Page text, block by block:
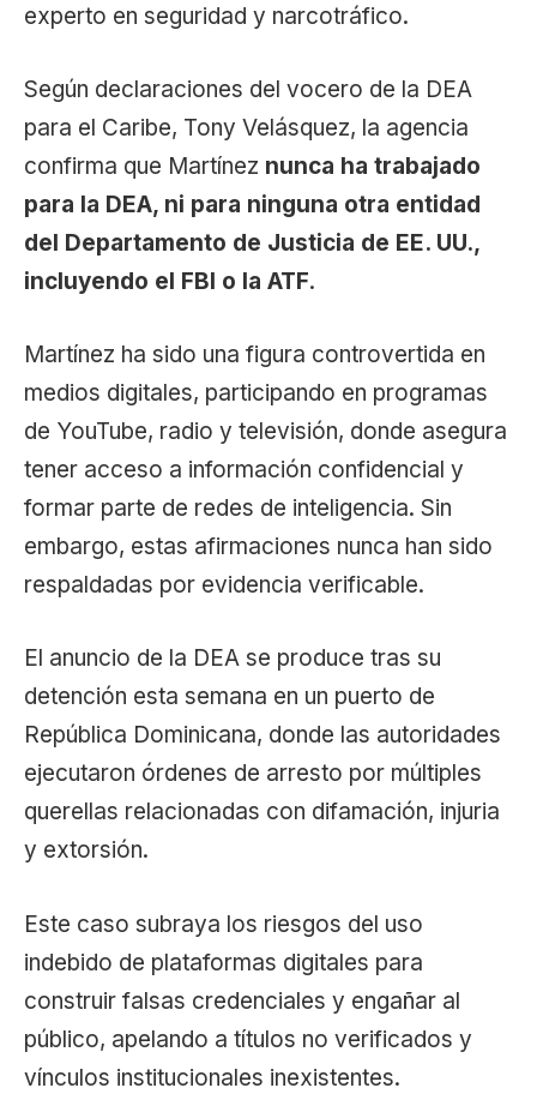
experto en seguridad y narcotráfico.
Según declaraciones del vocero de la DEA
para el Caribe, Tony Velásquez, la agencia
confirma que Martínez nunca ha trabajado
para la DEA, ni para ninguna otra entidad
del Departamento de Justicia de EE. UU.,
incluyendo el FBI o la ATF.
Martínez ha sido una figura controvertida en
medios digitales, participando en programas
de YouTube, radio y televisión, donde asegura
tener acceso a información confidencial y
formar parte de redes de inteligencia. Sin
embargo, estas afirmaciones nunca han sido
respaldadas por evidencia verificable.
El anuncio de la DEA se produce tras su
detención esta semana en un puerto de
República Dominicana, donde las autoridades
ejecutaron órdenes de arresto por múltiples
querellas relacionadas con difamación, injuria
y extorsión.
Este caso subraya los riesgos del uso
indebido de plataformas digitales para
construir falsas credenciales y engañar al
público, apelando a títulos no verificados y
vínculos institucionales inexistentes.